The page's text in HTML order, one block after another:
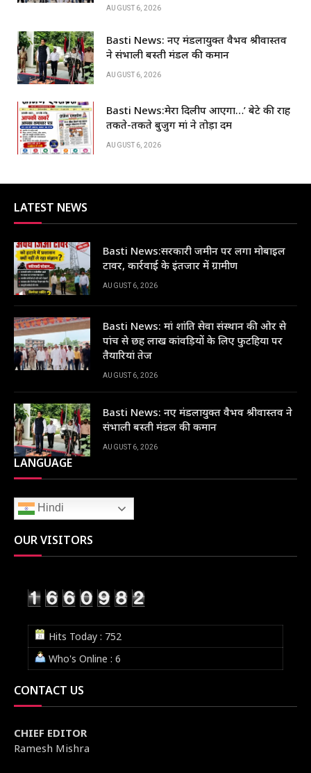
o
k
p
n
AUGUST 6, 2026
Basti News: नए मंडलायुक्त वैभव श्रीवास्तव
ने संभाली बस्ती मंडल की कमान
AUGUST 6, 2026
Basti News:मेरा दिलीप आएगा…’ बेटे की राह
तकते-तकते बुजुर्ग मां ने तोड़ा दम
AUGUST 6, 2026
LATEST NEWS
Basti News:सरकारी जमीन पर लगा मोबाइल
टावर, कार्रवाई के इंतजार में ग्रामीण
AUGUST 6, 2026
Basti News: मां शांति सेवा संस्थान की ओर से
पांच से छह लाख कांवड़ियों के लिए फुटहिया पर
तैयारियां तेज
AUGUST 6, 2026
Basti News: नए मंडलायुक्त वैभव श्रीवास्तव ने
संभाली बस्ती मंडल की कमान
AUGUST 6, 2026
LANGUAGE
Hindi
OUR VISITORS
Hits Today : 752
Who's Online : 6
CONTACT US
CHIEF EDITOR
Ramesh Mishra